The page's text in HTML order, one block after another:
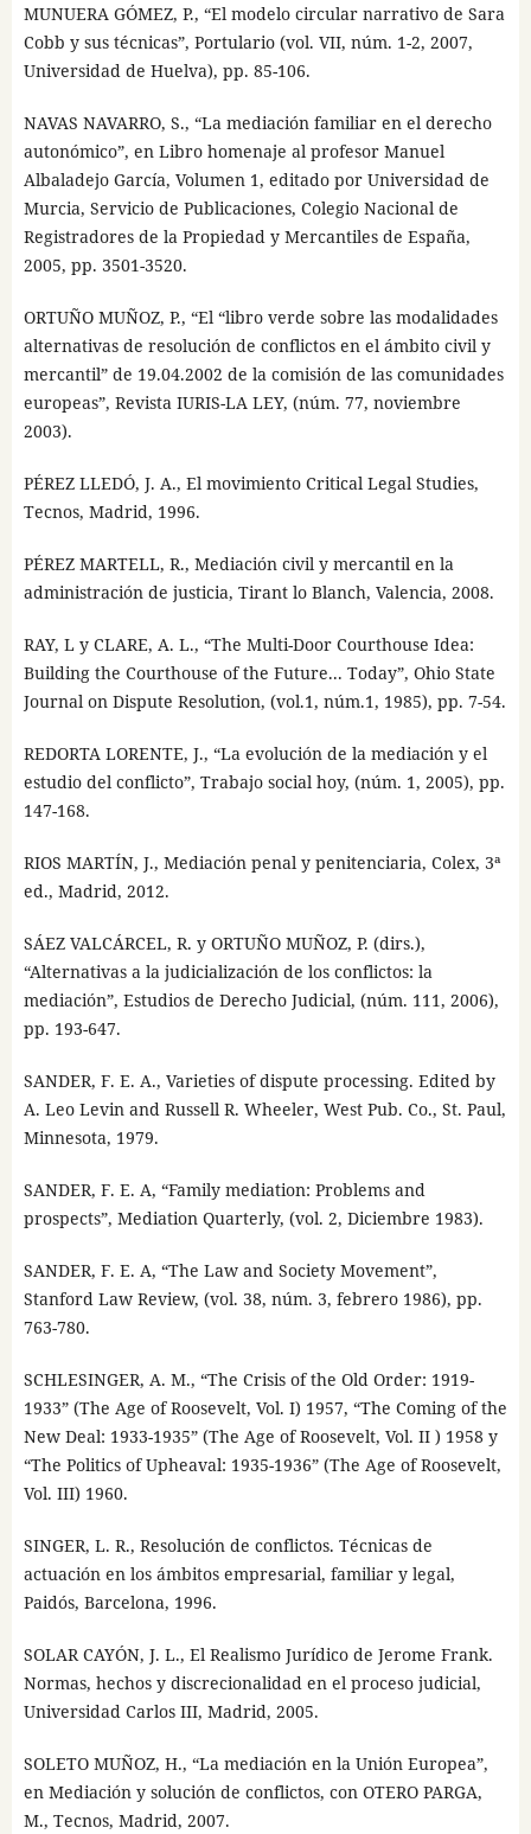
MUNUERA GÓMEZ, P., “El modelo circular narrativo de Sara
Cobb y sus técnicas”, Portulario (vol. VII, núm. 1-2, 2007,
Universidad de Huelva), pp. 85-106.
NAVAS NAVARRO, S., “La mediación familiar en el derecho
autonómico”, en Libro homenaje al profesor Manuel
Albaladejo García, Volumen 1, editado por Universidad de
Murcia, Servicio de Publicaciones, Colegio Nacional de
Registradores de la Propiedad y Mercantiles de España,
2005, pp. 3501-3520.
ORTUÑO MUÑOZ, P., “El “libro verde sobre las modalidades
alternativas de resolución de conflictos en el ámbito civil y
mercantil” de 19.04.2002 de la comisión de las comunidades
europeas”, Revista IURIS-LA LEY, (núm. 77, noviembre
2003).
PÉREZ LLEDÓ, J. A., El movimiento Critical Legal Studies,
Tecnos, Madrid, 1996.
PÉREZ MARTELL, R., Mediación civil y mercantil en la
administración de justicia, Tirant lo Blanch, Valencia, 2008.
RAY, L y CLARE, A. L., “The Multi-Door Courthouse Idea:
Building the Courthouse of the Future... Today”, Ohio State
Journal on Dispute Resolution, (vol.1, núm.1, 1985), pp. 7-54.
REDORTA LORENTE, J., “La evolución de la mediación y el
estudio del conflicto”, Trabajo social hoy, (núm. 1, 2005), pp.
147-168.
RIOS MARTÍN, J., Mediación penal y penitenciaria, Colex, 3ª
ed., Madrid, 2012.
SÁEZ VALCÁRCEL, R. y ORTUÑO MUÑOZ, P. (dirs.),
“Alternativas a la judicialización de los conflictos: la
mediación”, Estudios de Derecho Judicial, (núm. 111, 2006),
pp. 193-647.
SANDER, F. E. A., Varieties of dispute processing. Edited by
A. Leo Levin and Russell R. Wheeler, West Pub. Co., St. Paul,
Minnesota, 1979.
SANDER, F. E. A, “Family mediation: Problems and
prospects”, Mediation Quarterly, (vol. 2, Diciembre 1983).
SANDER, F. E. A, “The Law and Society Movement”,
Stanford Law Review, (vol. 38, núm. 3, febrero 1986), pp.
763-780.
SCHLESINGER, A. M., “The Crisis of the Old Order: 1919-
1933” (The Age of Roosevelt, Vol. I) 1957, “The Coming of the
New Deal: 1933-1935” (The Age of Roosevelt, Vol. II ) 1958 y
“The Politics of Upheaval: 1935-1936” (The Age of Roosevelt,
Vol. III) 1960.
SINGER, L. R., Resolución de conflictos. Técnicas de
actuación en los ámbitos empresarial, familiar y legal,
Paidós, Barcelona, 1996.
SOLAR CAYÓN, J. L., El Realismo Jurídico de Jerome Frank.
Normas, hechos y discrecionalidad en el proceso judicial,
Universidad Carlos III, Madrid, 2005.
SOLETO MUÑOZ, H., “La mediación en la Unión Europea”,
en Mediación y solución de conflictos, con OTERO PARGA,
M., Tecnos, Madrid, 2007.